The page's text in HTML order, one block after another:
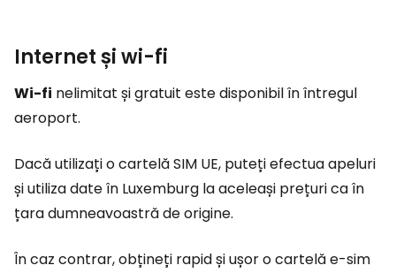
Internet și wi-fi
Wi-fi nelimitat și gratuit este disponibil în întregul
aeroport.
Dacă utilizați o cartelă SIM UE, puteți efectua apeluri
și utiliza date în Luxemburg la aceleași prețuri ca în
țara dumneavoastră de origine.
În caz contrar, obțineți rapid și ușor o cartelă e-sim